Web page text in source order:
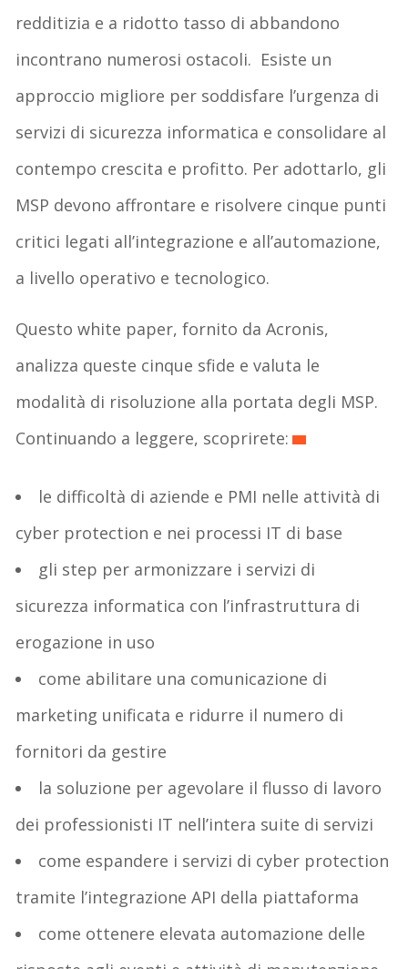
redditizia e a ridotto tasso di abbandono
incontrano numerosi ostacoli. Esiste un
approccio migliore per soddisfare l’urgenza di
servizi di sicurezza informatica e consolidare al
contempo crescita e profitto. Per adottarlo, gli
MSP devono affrontare e risolvere cinque punti
critici legati all’integrazione e all’automazione,
a livello operativo e tecnologico.
Questo white paper, fornito da Acronis,
analizza queste cinque sfide e valuta le
modalità di risoluzione alla portata degli MSP.
Continuando a leggere, scoprirete:
le difficoltà di aziende e PMI nelle attività di
cyber protection e nei processi IT di base
gli step per armonizzare i servizi di
sicurezza informatica con l’infrastruttura di
erogazione in uso
come abilitare una comunicazione di
marketing unificata e ridurre il numero di
fornitori da gestire
la soluzione per agevolare il flusso di lavoro
dei professionisti IT nell’intera suite di servizi
come espandere i servizi di cyber protection
tramite l’integrazione API della piattaforma
come ottenere elevata automazione delle